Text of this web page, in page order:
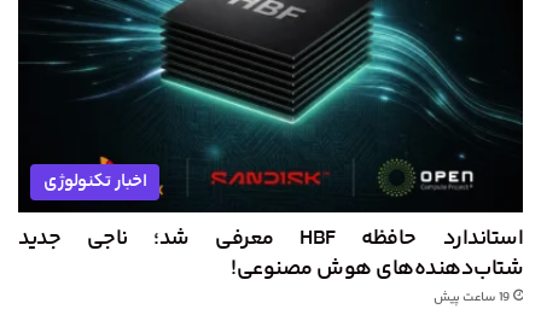
اخبار تکنولوژی
استاندارد حافظه HBF معرفی شد؛ ناجی جدید
شتاب‌دهنده‌های هوش مصنوعی!
19 ساعت پیش